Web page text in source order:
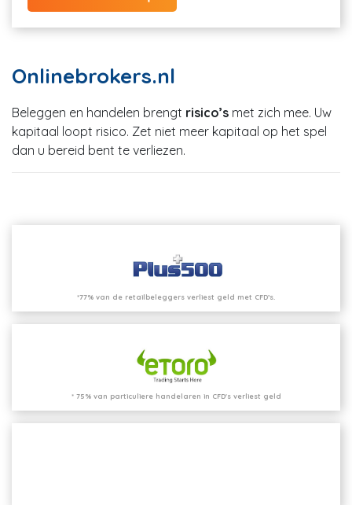
Onlinebrokers.nl
Beleggen en handelen brengt risico’s met zich mee. Uw
kapitaal loopt risico. Zet niet meer kapitaal op het spel
dan u bereid bent te verliezen.
*77% van de retailbeleggers verliest geld met CFD’s.
* 75% van particuliere handelaren in CFD's verliest geld